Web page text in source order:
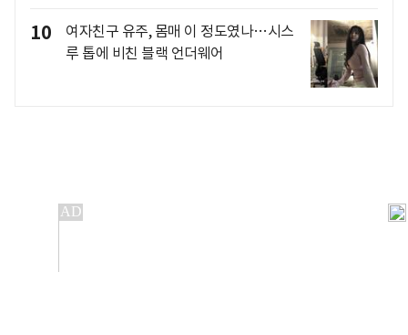
10
여자친구 유주, 몸매 이 정도였나…시스
루 톱에 비친 블랙 언더웨어